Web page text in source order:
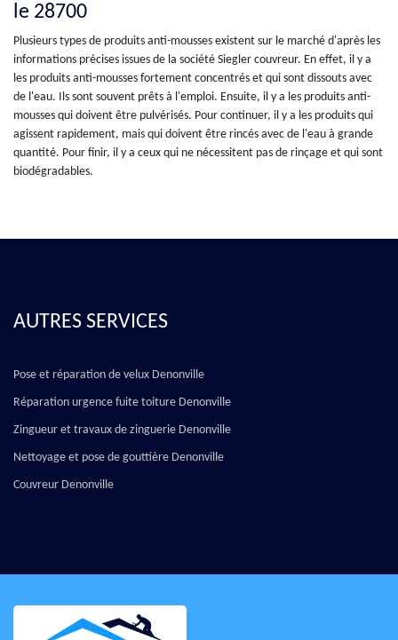
le 28700
Plusieurs types de produits anti-mousses existent sur le marché d'après les
informations précises issues de la société Siegler couvreur. En effet, il y a
les produits anti-mousses fortement concentrés et qui sont dissouts avec
de l'eau. Ils sont souvent prêts à l'emploi. Ensuite, il y a les produits anti-
mousses qui doivent être pulvérisés. Pour continuer, il y a les produits qui
agissent rapidement, mais qui doivent être rincés avec de l'eau à grande
quantité. Pour finir, il y a ceux qui ne nécessitent pas de rinçage et qui sont
biodégradables.
AUTRES SERVICES
Pose et réparation de velux Denonville
Réparation urgence fuite toiture Denonville
Zingueur et travaux de zinguerie Denonville
Nettoyage et pose de gouttière Denonville
Couvreur Denonville